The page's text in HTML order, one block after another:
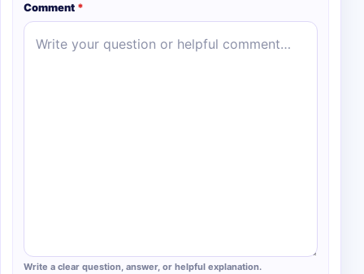
Comment *
Write a clear question, answer, or helpful explanation.